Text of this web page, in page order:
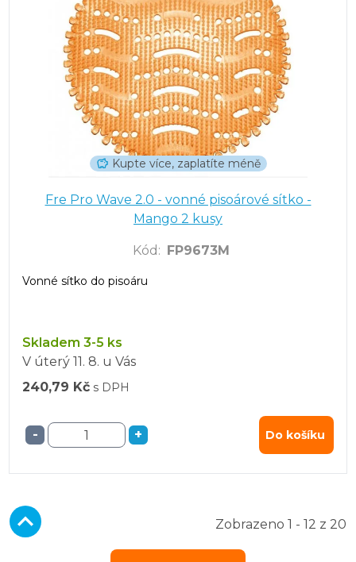
Kupte více, zaplatíte méně
Fre Pro Wave 2.0 - vonné pisoárové sítko -
Mango 2 kusy
Kód : FP9673M
Vonné sítko do pisoáru
Skladem 3-5 ks
V úterý 11. 8. u Vás
240,79 Kč s DPH
- + Do košíku
Zobrazeno 1 - 12 z 20